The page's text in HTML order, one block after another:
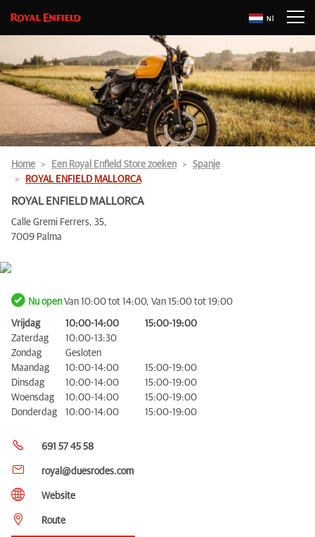
Nl
Home Een Royal Enfield Store zoeken
Spanje
ROYAL ENFIELD MALLORCA
ROYAL ENFIELD MALLORCA
Calle Gremi Ferrers, 35,
7009 Palma
Nu openVan 10:00 tot 14:00, Van 15:00 tot 19:00
Vrijdag 10:00-14:00
15:00-19:00
Zaterdag
10:00-13:30
Zondag
Gesloten
Maandag
10:00-14:00
15:00-19:00
Dinsdag
10:00-14:00
15:00-19:00
Woensdag
10:00-14:00
15:00-19:00
Donderdag
10:00-14:00 15:00-19:00
691 57 45 58
royal@duesrodes.com
Website
Route